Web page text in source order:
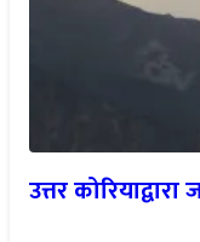
उत्तर